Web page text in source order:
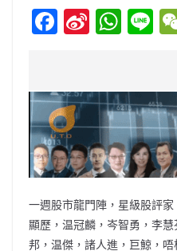
F
e
b
o
o
k
Si
W
ei
b
o
W
s
A
p
p
Li
一週股市龍門陣，星級股評
顯歷，温冠麟，岑智勇，李
邦，温傑，諸人進，巨鯨，唔